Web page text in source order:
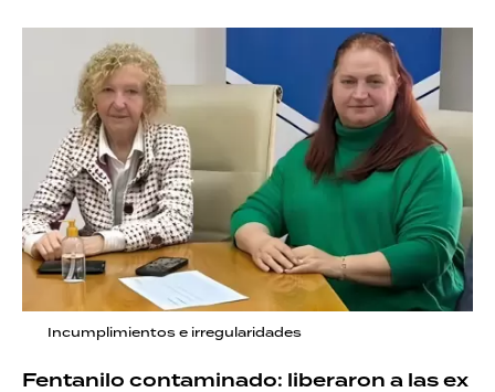
Incumplimientos e irregularidades
Fentanilo contaminado: liberaron a las ex